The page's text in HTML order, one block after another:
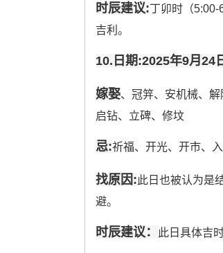
时辰建议:丁卯时（5:00-
吉利。
10.日期:2025年9月24
嫁娶、冠笄、安机械、
启钻、立碑、修坟
忌:祈福、开光、开市、
找原因:此日也被认为是
避。
时辰建议： 此日具体吉